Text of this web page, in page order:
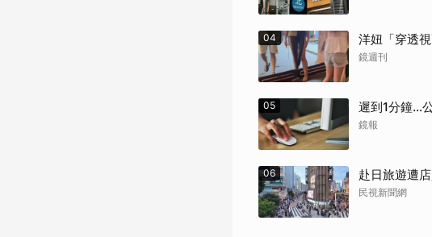
04 洋妞「穿透
鏡週刊
05 遲到1分鐘…
鏡報
06 赴日旅遊遭
民視新聞網